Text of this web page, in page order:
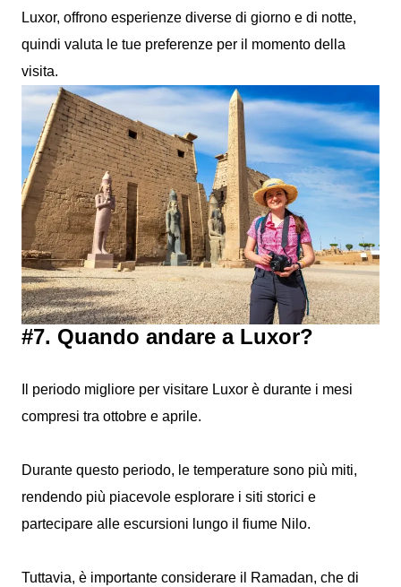
Luxor, offrono esperienze diverse di giorno e di notte,
quindi valuta le tue preferenze per il momento della
visita.
#7. Quando andare a Luxor?
Il periodo migliore per visitare Luxor è durante i mesi
compresi tra ottobre e aprile.
Durante questo periodo, le temperature sono più miti,
rendendo più piacevole esplorare i siti storici e
partecipare alle escursioni lungo il fiume Nilo.
Tuttavia, è importante considerare il Ramadan, che di